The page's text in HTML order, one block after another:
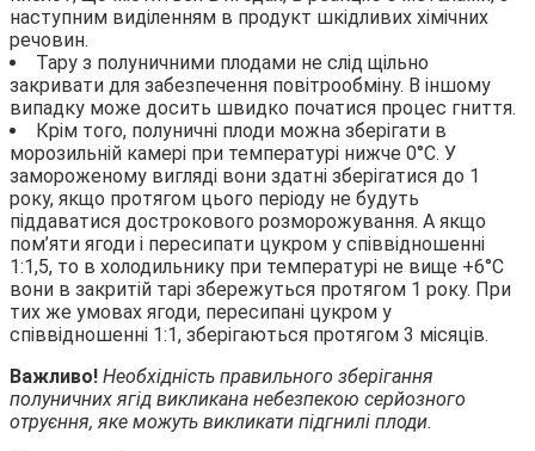
наступним виділенням в продукт шкідливих хімічних
речовин.
Тару з полуничними плодами не слід щільно
закривати для забезпечення повітрообміну. В іншому
випадку може досить швидко початися процес гниття.
Крім того, полуничні плоди можна зберігати в
морозильній камері при температурі нижче 0°С. У
замороженому вигляді вони здатні зберігатися до 1
року, якщо протягом цього періоду не будуть
піддаватися дострокового розморожування. А якщо
пом’яти ягоди і пересипати цукром у співвідношенні
1:1,5, то в холодильнику при температурі не вище +6°С
вони в закритій тарі збережуться протягом 1 року. При
тих же умовах ягоди, пересипані цукром у
співвідношенні 1:1, зберігаються протягом 3 місяців.
Важливо! Необхідність правильного зберігання
полуничних ягід викликана небезпекою серйозного
отруєння, яке можуть викликати підгнилі плоди.